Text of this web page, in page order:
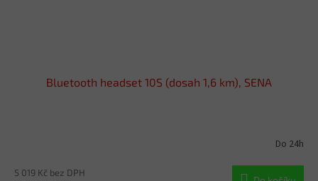
Bluetooth headset 10S (dosah 1,6 km), SENA
Do 24h
5 019 Kč bez DPH